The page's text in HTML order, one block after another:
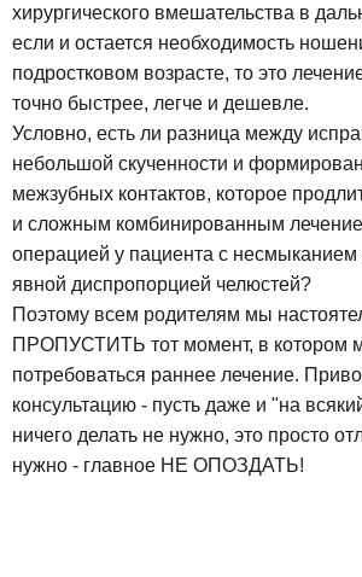
хирургического вмешательства в
если и остается необходимость
подростковом возрасте, то это
точно быстрее, легче и дешевле.
Условно, есть ли разница между
небольшой скученности и
межзубных контактов, которое
и сложным комбинированным
операцией у пациента с несмыканием
явной диспропорцией челюстей?
Поэтому всем родителям мы
ПРОПУСТИТЬ тот момент, в котором
потребоваться раннее лечение.
консультацию - пусть даже и "на
ничего делать не нужно, это просто
нужно - главное НЕ ОПОЗДАТЬ!